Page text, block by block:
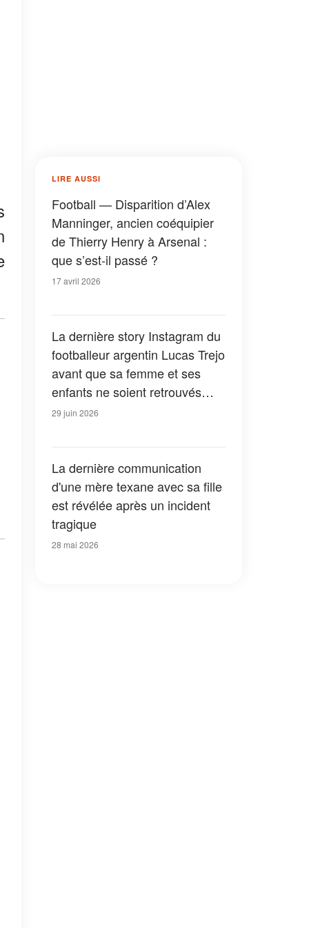
LIRE AUSSI
Football — Disparition d’Alex
Manninger, ancien coéquipier
de Thierry Henry à Arsenal :
que s’est-il passé ?
17 avril 2026
La dernière story Instagram du
footballeur argentin Lucas Trejo
avant que sa femme et ses
enfants ne soient retrouvés
sous les décombres du
29 juin 2026
La dernière communication
d'une mère texane avec sa fille
est révélée après un incident
tragique
28 mai 2026